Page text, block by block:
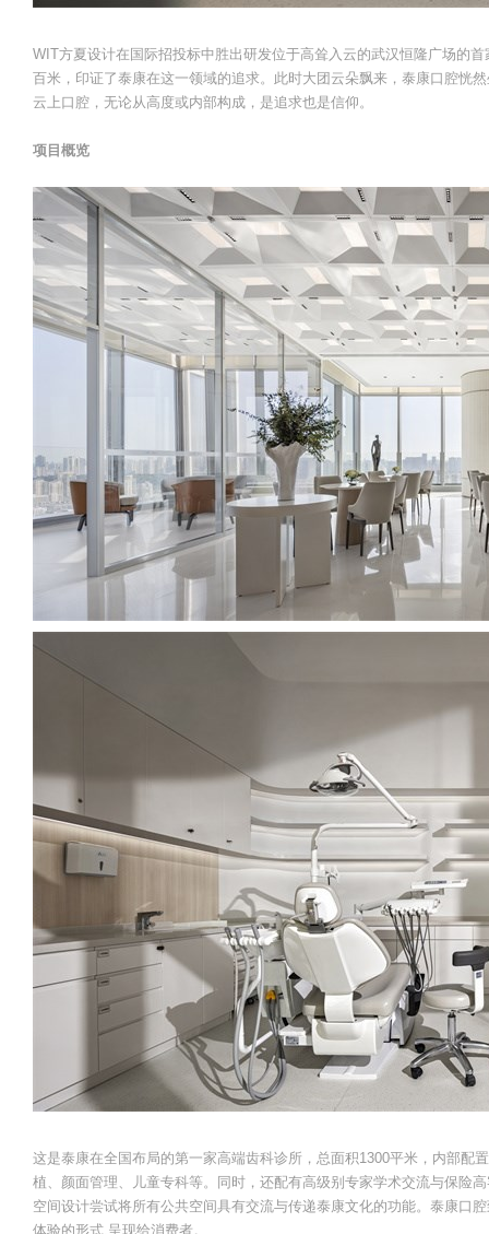
WIT方夏设计在国际招投标中胜出研发位于高耸入云的武汉恒隆广场的
百米，印证了泰康在这一领域的追求。此时大团云朵飘来，泰康口腔恍然
云上口腔，无论从高度或内部构成，是追求也是信仰。
项目概览
这是泰康在全国布局的第一家高端齿科诊所，总面积1300平米，内部配
植、颜面管理、儿童专科等。同时，还配有高级别专家学术交流与保险
空间设计尝试将所有公共空间具有交流与传递泰康文化的功能。泰康口
体验的形式,呈现给消费者。